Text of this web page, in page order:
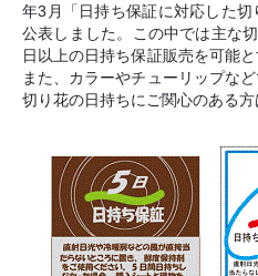
年3月「日持ち保証に対応した
公表しました。この中では主な
日以上の日持ち保証販売を可能
また、カラーやチューリップな
切り花の日持ちにご関心のある方